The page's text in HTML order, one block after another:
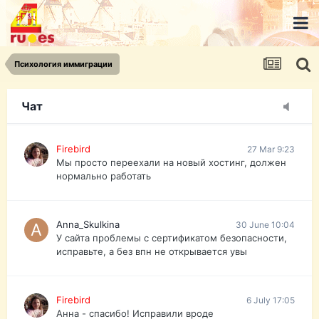
Психология иммиграции
Чат
urist.dokument@gmail.com
https://pasport-ua.com/
Телеграмм @uristpassua
Firebird
Друзья - из России без VPN сайт и форум
Firebird 27 Mar 9:23
Мы просто переехали на новый хостинг, должен
нормально работать
Anna_Skulkina 30 June 10:04
У сайта проблемы с сертификатом безопасности,
исправьте, а без впн не открывается увы
Firebird 6 July 17:05
Анна - спасибо! Исправили вроде